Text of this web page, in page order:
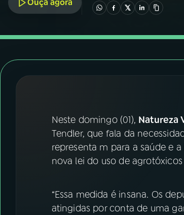
06VIDEOCASTS
FESTIVAL DE MÚSICA
ACOMPANHE A RÁDIO NACIONAL
Instagram X
Ouça agora
Neste domingo (01), Natureza
Tendler, que fala da
representa m para a saúde e
nova lei do uso de
“Essa medida é insana. Os
atingidas por conta de uma